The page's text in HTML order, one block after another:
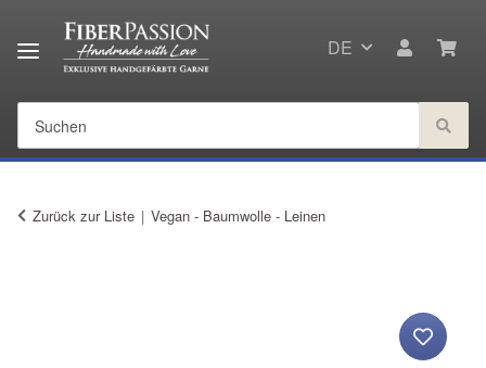
DE
Zurück zur Liste Vegan - Baumwolle - Leinen